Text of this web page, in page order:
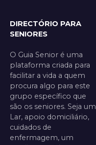
DIRECTÓRIO PARA
SENIORES
O Guia Senior é uma
plataforma criada para
facilitar a vida a quem
procura algo para este
grupo específico que
são os seniores. Seja um
Lar, apoio domiciliário,
cuidados de
enfermagem, um